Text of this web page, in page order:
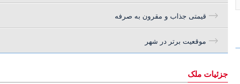
قیمتی جذاب و مقرون به صرفه
موقعیت برتر در شهر
جزئیات ملک